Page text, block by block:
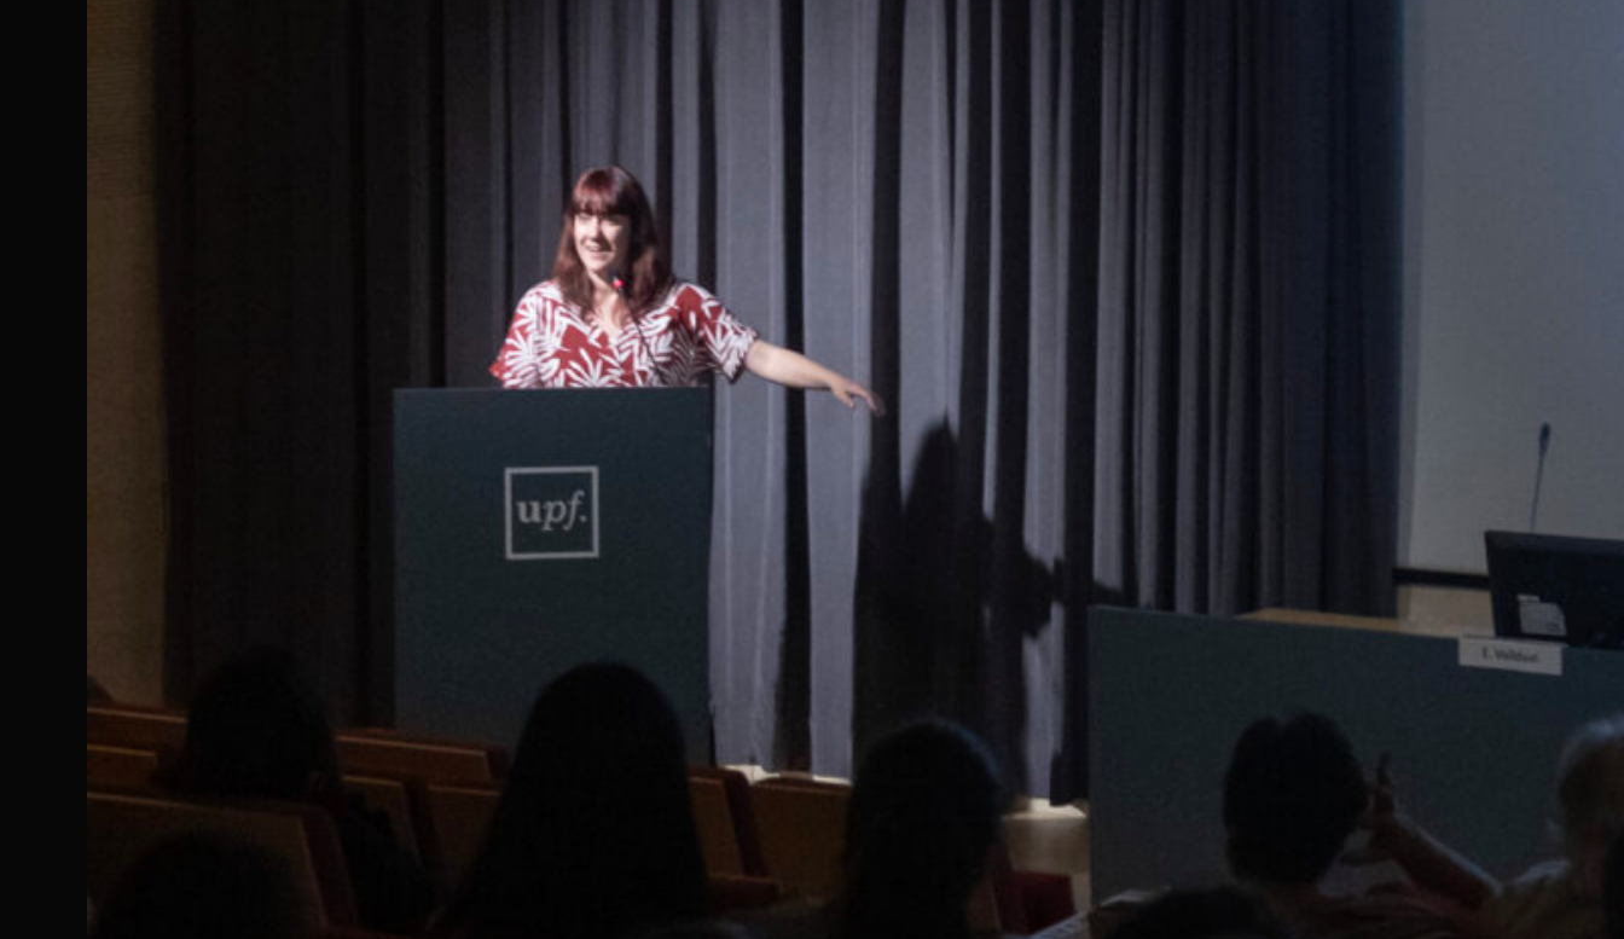
intèrprets: interpretem una obra literària per recrear-la en el nostre idioma
a través de la competència lingüística, de la mateixa manera que un actor
interpreta un text per convertir-lo en paraula viva a través de la veu i el cos o
un músic interpreta una partitura per convertir-la en sons a través de
l’instrument. Els traductors literaris, doncs, també som creadors.
Com a intèrprets, és a dir, com a creadors que interpretem una obra
original per recrear-la a través d’un altre mitjà, tenim la responsabilitat de
fer arribar l’obra al receptor mantenint-ne sempre la versemblança. El que
defineix una obra de ficció, com bé sabeu, és que tant se val si el que explica
és veritat o no, mentre sigui versemblant, mentre el creador pugui
convèncer el receptor que tot allò pot ser veritat. És el que Virginia Woolf
anomenava la «integritat» de l’autor: «la capacitat de convèncer el lector
que allò que escriu és la veritat».
Des del meu punt de vista, aquesta integritat, en el cas dels traductors
nostre ofici: crear una obra d’art que produeixi el mateix efecte en el nostre
receptor que l’obra original produeix en el seu. Per assolir aquest objectiu,
jo crec que el traductor no ha de ser invisible, com sovint ens diuen, ja que
cap creador pot ser-ho; el que sí que ha de ser invisible, però, és tota la feina
que s’amaga darrere de la seva creació: els entrebancs, les decisions preses,
els mecanismes que fan funcionar l’estructura de l’obra. Perquè una
traducció sigui bona, tot això ha de quedar amagat, de manera que el
receptor tingui la sensació que el que està llegint o escoltant no és una